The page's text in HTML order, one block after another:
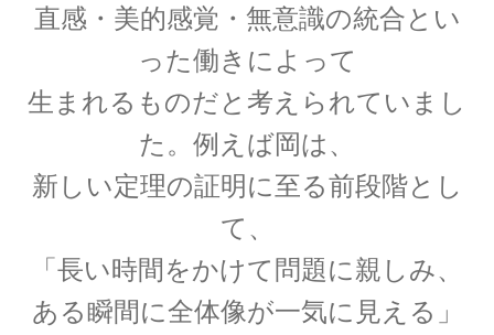
A・A・マイケルソン
【稀代の実験｜エーテルを想定した
干渉実験を実施】
A・H・ルイ・フィゾー
【光速度を始めて測定｜ドップラー効果を考
察】
直感・美的感覚・無意識の統合とい
った働きによって
生まれるものだと考えられていまし
た。 例えば岡は、
新しい定理の証明に至る前段階とし
て、
「長い時間をかけて問題に親しみ、
ある瞬間に全体像が一気に見える」